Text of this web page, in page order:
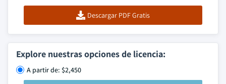
Descargar PDF Gratis
Explore nuestras opciones de licencia:
A partir de: $2,450